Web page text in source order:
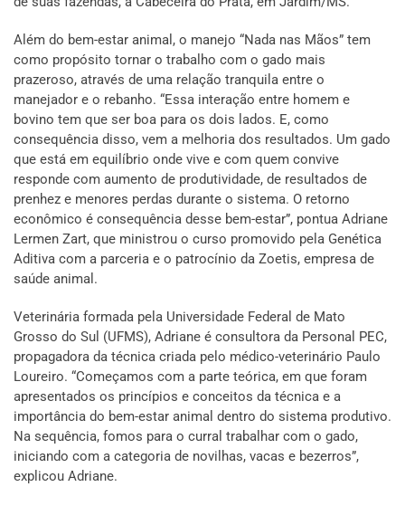
Além do bem-estar animal, o manejo “Nada nas Mãos” tem
como propósito tornar o trabalho com o gado mais
prazeroso, através de uma relação tranquila entre o
manejador e o rebanho. “Essa interação entre homem e
bovino tem que ser boa para os dois lados. E, como
consequência disso, vem a melhoria dos resultados. Um gado
que está em equilíbrio onde vive e com quem convive
responde com aumento de produtividade, de resultados de
prenhez e menores perdas durante o sistema. O retorno
econômico é consequência desse bem-estar”, pontua Adriane
Lermen Zart, que ministrou o curso promovido pela Genética
Aditiva com a parceria e o patrocínio da Zoetis, empresa de
saúde animal.
Veterinária formada pela Universidade Federal de Mato
Grosso do Sul (UFMS), Adriane é consultora da Personal PEC,
propagadora da técnica criada pelo médico-veterinário Paulo
Loureiro. “Começamos com a parte teórica, em que foram
apresentados os princípios e conceitos da técnica e a
importância do bem-estar animal dentro do sistema produtivo.
Na sequência, fomos para o curral trabalhar com o gado,
iniciando com a categoria de novilhas, vacas e bezerros”,
explicou Adriane.